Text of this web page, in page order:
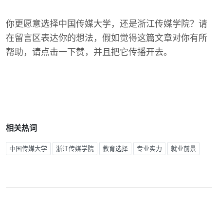
你更愿意选择中国传媒大学，还是浙江传媒学院？请
在留言区表达你的想法，假如觉得这篇文章对你有所
帮助，请点击一下赞，并且把它传播开去。
相关热词
中国传媒大学 浙江传媒学院 教育选择 专业实力 就业前景